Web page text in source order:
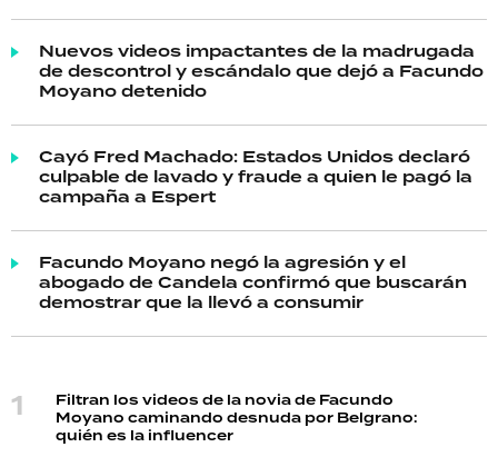
Nuevos videos impactantes de la madrugada
de descontrol y escándalo que dejó a Facundo
Moyano detenido
Cayó Fred Machado: Estados Unidos declaró
culpable de lavado y fraude a quien le pagó la
campaña a Espert
Facundo Moyano negó la agresión y el
abogado de Candela confirmó que buscarán
demostrar que la llevó a consumir
Filtran los videos de la novia de Facundo
Moyano caminando desnuda por Belgrano:
quién es la influencer